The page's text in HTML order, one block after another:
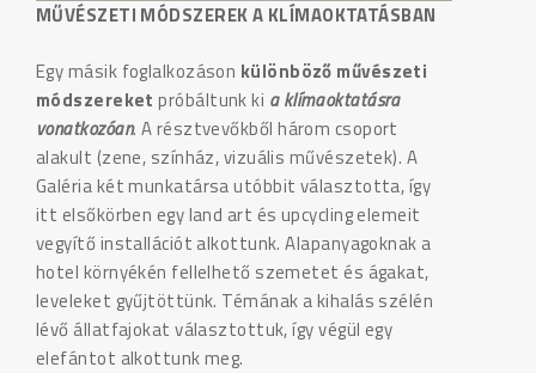
MŰVÉSZETI MÓDSZEREK A KLÍMAOKTATÁSBAN
Egy másik foglalkozáson különböző művészeti
módszereket próbáltunk ki a klímaoktatásra
vonatkozóan. A résztvevőkből három csoport
alakult (zene, színház, vizuális művészetek). A
Galéria két munkatársa utóbbit választotta, így
itt elsőkörben egy land art és upcycling elemeit
vegyítő installációt alkottunk. Alapanyagoknak a
hotel környékén fellelhető szemetet és ágakat,
leveleket gyűjtöttünk. Témának a kihalás szélén
lévő állatfajokat választottuk, így végül egy
elefántot alkottunk meg.